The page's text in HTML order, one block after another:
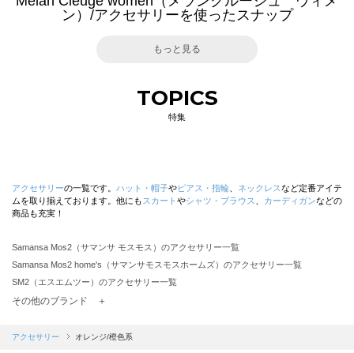
ン）/アクセサリーを使ったスナップ
もっと見る
TOPICS
特集
アクセサリーの一覧です。 ハット・帽子やピアス・指輪 ネックレスなど定番アイテ
ムを取り揃えております。他にも スカート やシャツ・ブラウス カーディガンなどの
商品も充実！
Samansa Mos2（サマンサ モスモス）のアクセサリー一覧
Samansa Mos2 home's（サマンサモスモスホームズ）のアクセサリー一覧
SM2（エスエムツー）のアクセサリー一覧
TSUHARU by Samansa Mos2（ツハルバイサマンサモスモス）のアクセサリー一覧
Samansa Mos2 blue（サマンサモスモス ブルー）のアクセサリー一覧
その他のブランド ＋
アクセサリー オレンジ/橙色系